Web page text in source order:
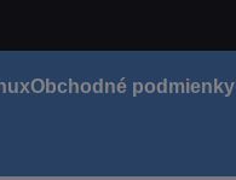
Obchodné podmienky